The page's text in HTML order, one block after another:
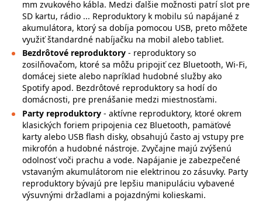
mm zvukového kábla. Medzi ďalšie možnosti patrí slot pre
SD kartu, rádio ... Reproduktory k mobilu sú napájané z
akumulátora, ktorý sa dobíja pomocou USB, preto môžete
využiť štandardné nabíjačku na mobil alebo tabliet.
Bezdrôtové reproduktory - reproduktory so
zosilňovačom, ktoré sa môžu pripojiť cez Bluetooth, Wi-Fi,
domácej siete alebo napríklad hudobné služby ako
Spotify apod. Bezdrôtové reproduktory sa hodí do
domácnosti, pre prenášanie medzi miestnosťami.
Party reproduktory - aktívne reproduktory, ktoré okrem
klasických foriem pripojenia cez Bluetooth, pamäťové
karty alebo USB flash disky, obsahujú často aj vstupy pre
mikrofón a hudobné nástroje. Zvyčajne majú zvýšenú
odolnosť voči prachu a vode. Napájanie je zabezpečené
vstavaným akumulátorom nie elektrinou zo zásuvky. Party
reproduktory bývajú pre lepšiu manipuláciu vybavené
výsuvnými držadlami a pojazdnými kolieskami.